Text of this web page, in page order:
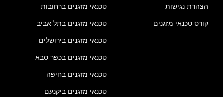
הצהרת נגישות
קורס טכנאי מזגנים
טכנאי מזגנים ברחובות
טכנאי מזגנים בתל אביב
טכנאי מזגנים בירושלים
טכנאי מזגנים בכפר סבא
טכנאי מזגנים בחיפה
טכנאי מזגנים ביקנעם